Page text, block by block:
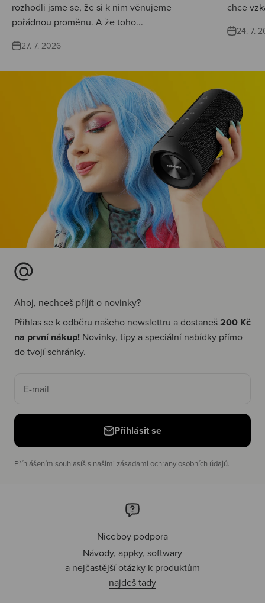
rozhodli jsme se, že si k nim věnujeme
pořádnou proměnu. A že toho...
27. 7. 2026
chce
24. 7.
Ahoj, nechceš přijít o novinky?
Přihlas se k odběru našeho newslettru a dostaneš200 Kč
na první nákup! Novinky, tipy a speciální nabídky přímo
do tvojí schránky.
E-mail
Přihlásit se
Příhlášením souhlasíš s našimi zásadami ochrany osobních údajů.
Niceboy podpora
Návody, appky, softwary
a nejčastější otázky k produktům
najdeš tady